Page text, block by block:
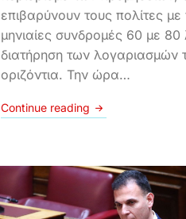
επιβαρύνουν τους πολίτες με
μηνιαίες συνδρομές 60 με
διατήρηση των λογαριασμών
οριζόντια. Την ώρα…
Continue reading